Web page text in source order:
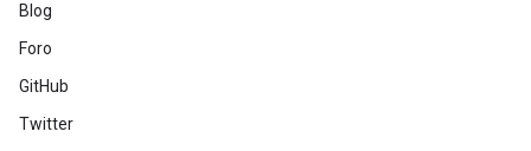
Blog
Foro
GitHub
Twitter